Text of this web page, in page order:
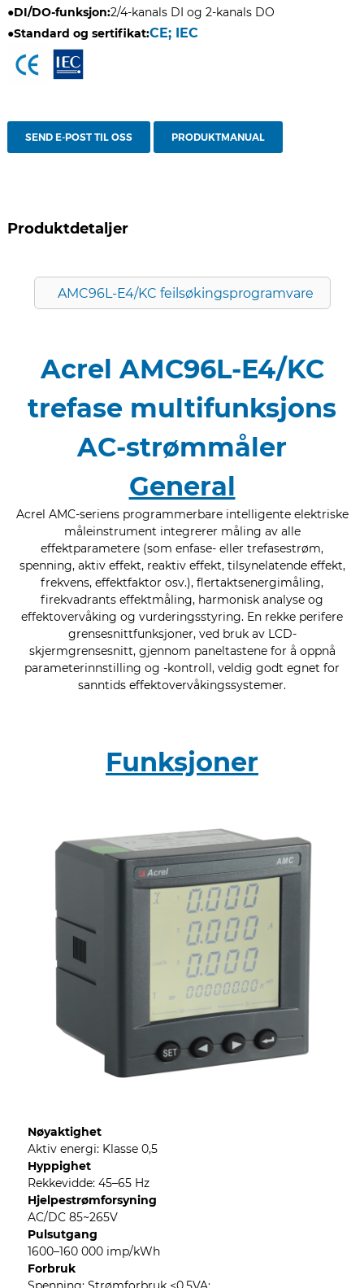
●DI/DO-funksjon:2/4-kanals DI og 2-kanals DO
●Standard og sertifikat:CE; IEC
SEND E-POST TIL OSS PRODUKTMANUAL
Produktdetaljer
AMC96L-E4/KC feilsøkingsprogramvare
Acrel AMC96L-E4/KC
trefase multifunksjons
AC-strømmåler
General
Acrel AMC-seriens programmerbare intelligente elektriske
måleinstrument integrerer måling av alle
effektparametere (som enfase- eller trefasestrøm,
spenning, aktiv effekt, reaktiv effekt, tilsynelatende effekt,
frekvens, effektfaktor osv.), flertaktsenergimåling,
firekvadrants effektmåling, harmonisk analyse og
effektovervåking og vurderingsstyring. En rekke perifere
grensesnittfunksjoner, ved bruk av LCD-
skjermgrensesnitt, gjennom paneltastene for å oppnå
parameterinnstilling og -kontroll, veldig godt egnet for
sanntids effektovervåkingssystemer.
Funksjoner
Nøyaktighet
Aktiv energi: Klasse 0,5
Hyppighet
Rekkevidde: 45–65 Hz
Hjelpestrømforsyning
AC/DC 85~265V
Pulsutgang
1600–160 000 imp/kWh
Forbruk